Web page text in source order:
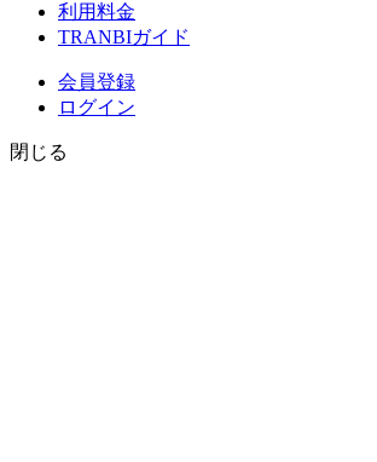
利用料金
TRANBIガイド
会員登録
ログイン
閉じる